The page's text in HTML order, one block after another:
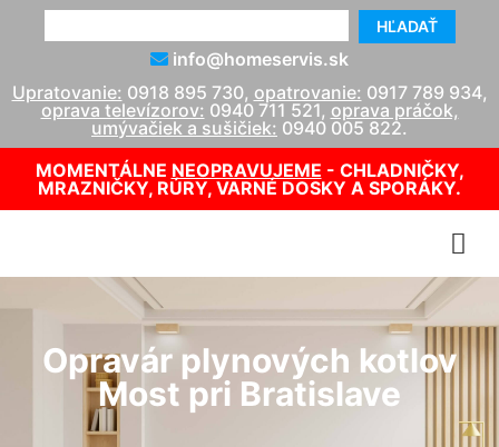
HĽADAŤ
info@homeservis.sk
Upratovanie: 0918 895 730, opatrovanie: 0917 789 934,
oprava televízorov: 0940 711 521, oprava práčok,
umývačiek a sušičiek: 0940 005 822.
MOMENTÁLNE NEOPRAVUJEME - CHLADNIČKY,
MRAZNIČKY, RÚRY, VARNÉ DOSKY A SPORÁKY.
Opravár plynových kotlov
Most pri Bratislave